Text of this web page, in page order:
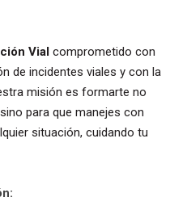
Vial comprometido con
de incidentes viales y con la
misión es formarte no
para que manejes con
situación, cuidando tu